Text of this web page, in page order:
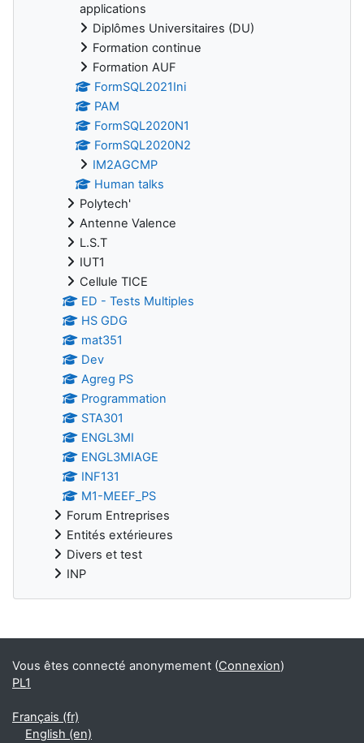
applications
Diplômes Universitaires (DU)
Formation continue
Formation AUF
FormSQL2021Ini
PAM
FormSQL2020N1
FormSQL2020N2
IM2AGCMP
Human talks
Polytech'
Antenne Valence
L.S.T
IUT1
Cellule TICE
ED - Tests Multiples
HS GDG
mat351
Dev
Agreg PS
Programmation
STA301
ENGL3MI
ENGL3MIAGE
INF131
M1-MEEF_PS
Forum Entreprises
Entités extérieures
Divers et test
INP
Blocs supplémentaires
Vous êtes connecté anonymement (Connexion)
PL1
Français ‎(fr)‎
English ‎(en)‎